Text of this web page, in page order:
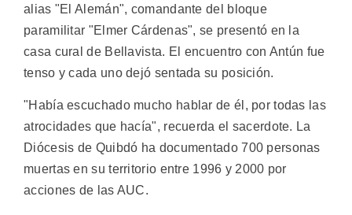
alias "El Alemán", comandante del bloque
paramilitar "Elmer Cárdenas", se presentó en la
casa cural de Bellavista. El encuentro con Antún fue
tenso y cada uno dejó sentada su posición.
"Había escuchado mucho hablar de él, por todas las
atrocidades que hacía", recuerda el sacerdote. La
Diócesis de Quibdó ha documentado 700 personas
muertas en su territorio entre 1996 y 2000 por
acciones de las AUC.